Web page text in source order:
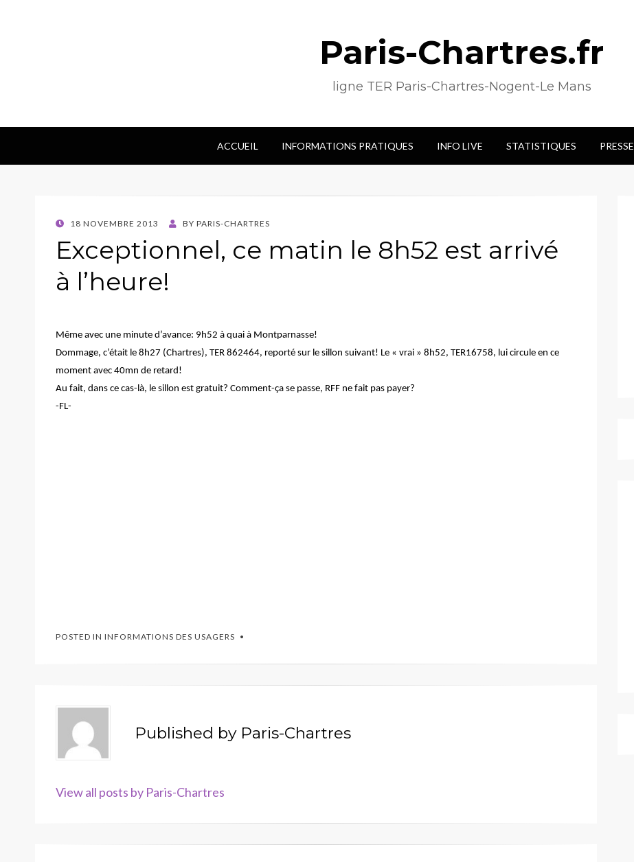
Paris-Chartres.fr
ligne TER Paris-Chartres-Nogent-Le Mans
ACCUEIL INFORMATIONS PRATIQUES INFO LIVE STATISTIQUES PRESSE
POSTED18 NOVEMBRE 2013 BY PARIS-CHARTRES
Exceptionnel, ce matin le 8h52 est arrivé
à l’heure!
Même avec une minute d’avance: 9h52 à quai à Montparnasse!
Dommage, c’était le 8h27 (Chartres), TER 862464, reporté sur le sillon suivant! Le « vrai » 8h52, TER16758, lui circule en ce
moment avec 40mn de retard!
Au fait, dans ce cas-là, le sillon est gratuit? Comment-ça se passe, RFF ne fait pas payer?
-FL-
POSTED IN INFORMATIONS DES USAGERS
Published by Paris-Chartres
View all posts by Paris-Chartres